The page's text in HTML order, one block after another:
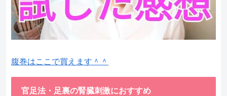
腹巻はここで買えます＾＾
官足法・足裏の腎臓刺激におすすめ